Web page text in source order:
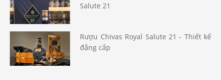
Salute 21
Rượu Chivas Royal Salute 21 - Thiết kế
đẳng cấp